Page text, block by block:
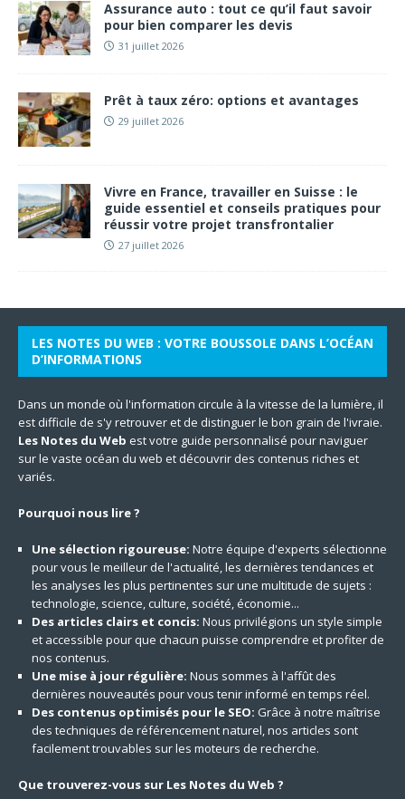
Assurance auto : tout ce qu’il faut savoir
pour bien comparer les devis
31 juillet 2026
Prêt à taux zéro: options et avantages
29 juillet 2026
Vivre en France, travailler en Suisse : le
guide essentiel et conseils pratiques pour
réussir votre projet transfrontalier
27 juillet 2026
LES NOTES DU WEB : VOTRE BOUSSOLE DANS L’OCÉAN
D’INFORMATIONS
Dans un monde où l'information circule à la vitesse de la lumière, il
est difficile de s'y retrouver et de distinguer le bon grain de l'ivraie.
Les Notes du Web est votre guide personnalisé pour naviguer
sur le vaste océan du web et découvrir des contenus riches et
variés.
Pourquoi nous lire ?
Une sélection rigoureuse: Notre équipe d'experts sélectionne
pour vous le meilleur de l'actualité, les dernières tendances et
les analyses les plus pertinentes sur une multitude de sujets :
technologie, science, culture, société, économie...
Des articles clairs et concis: Nous privilégions un style simple
et accessible pour que chacun puisse comprendre et profiter de
nos contenus.
Une mise à jour régulière: Nous sommes à l'affût des
dernières nouveautés pour vous tenir informé en temps réel.
Des contenus optimisés pour le SEO: Grâce à notre maîtrise
des techniques de référencement naturel, nos articles sont
facilement trouvables sur les moteurs de recherche.
Que trouverez-vous sur Les Notes du Web ?